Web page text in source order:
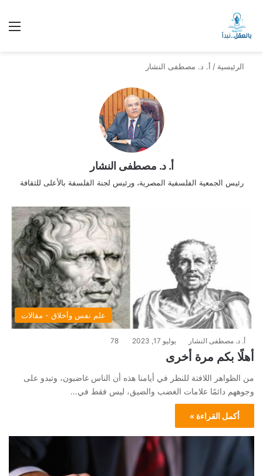
الرئيسية / أ. د. مصطفى النشار
أ. د. مصطفى النشار
رئيس الجمعية الفلسفية المصرية، ورئيس لجنة الفلسفة بالأعلى للثقافة
علم نفس وأخلاق - مقالات
أ. د. مصطفى النشار يوليو 17, 2023 78
أهلًا بكم مرة أخرى
من الظواهر اللافتة للنظر في أيامنا هذه أن الناس غاضبون، وتبدو على
وجوههم دائمًا علامات الغضب والضيق، ليس فقط في…
أكمل القراءة »